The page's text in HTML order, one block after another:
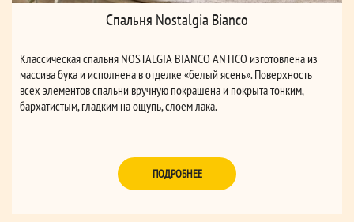
Спальня Nostalgia Bianco
Классическая спальня NOSTALGIA BIANCO ANTICO изготовлена из
массива бука и исполнена в отделке «белый ясень». Поверхность
всех элементов спальни вручную покрашена и покрыта тонким,
бархатистым, гладким на ощупь, слоем лака.
ПОДРОБНЕЕ